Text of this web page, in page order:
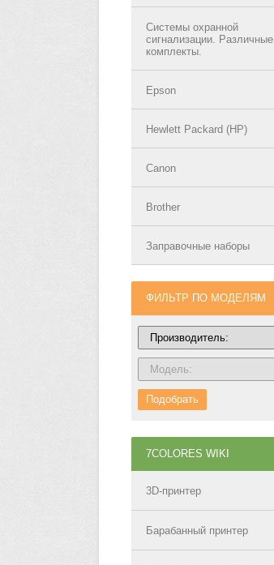
Системы охранной
сигнализации. Различные
комплекты.
Epson
Hewlett Packard (HP)
Canon
Brother
Заправочные наборы
ФИЛЬТР ПО МОДЕЛЯМ
Подобрать
7COLORES WIKI
3D-принтер
Барабанный принтер